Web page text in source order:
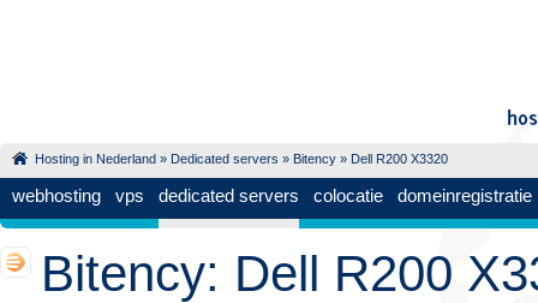
Hosting in Nederland » Dedicated servers » Bitency » Dell R200 X3320
webhosting vps dedicated servers colocatie domeinregistratie
Bitency: Dell R200